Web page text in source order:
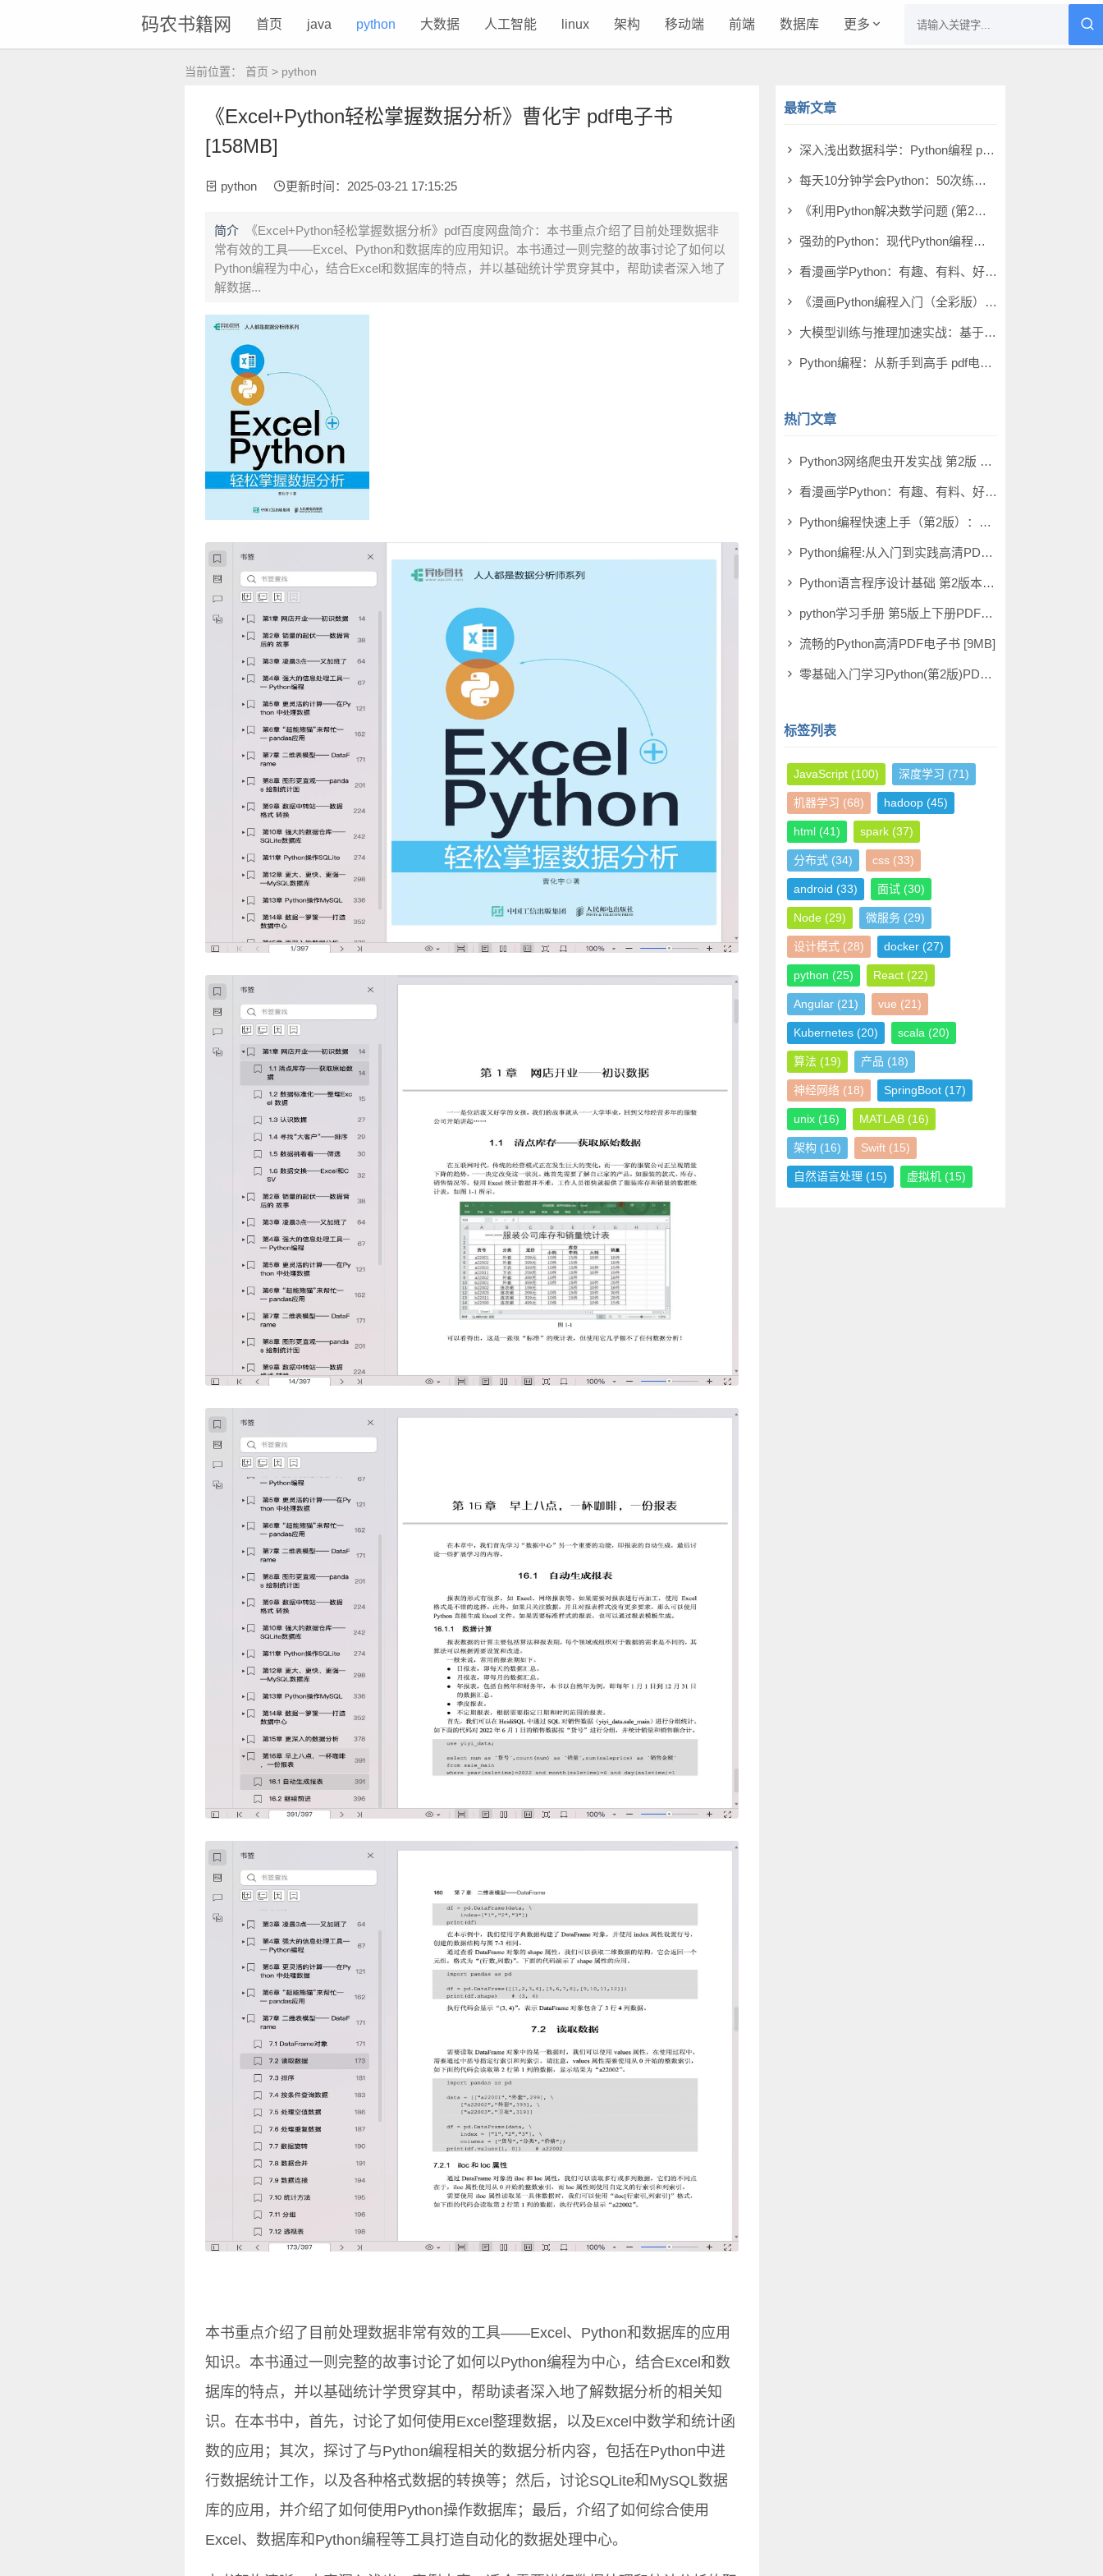
码农书籍网 首页 java python 大数据 人工智能 linux 架构 移动端 前端 数据库 更多
当前位置： 首页 > python
《Excel+Python轻松掌握数据分析》曹化宇 pdf电子书
[158MB]
python 更新时间：2025-03-21 17:15:25
简介
《Excel+Python轻松掌握数据分析》pdf百度网盘简介：本书重点介绍了目前处理数据非
常有效的工具——Excel、Python和数据库的应用知识。本书通过一则完整的故事讨论了如何以
Python编程为中心，结合Excel和数据库的特点，并以基础统计学贯穿其中，帮助读者深入地了
解数据...
本书重点介绍了目前处理数据非常有效的工具——Excel、Python和数据库的应用
知识。本书通过一则完整的故事讨论了如何以Python编程为中心，结合Excel和数
据库的特点，并以基础统计学贯穿其中，帮助读者深入地了解数据分析的相关知
识。在本书中，首先，讨论了如何使用Excel整理数据，以及Excel中数学和统计函
数的应用；其次，探讨了与Python编程相关的数据分析内容，包括在Python中进
行数据统计工作，以及各种格式数据的转换等；然后，讨论SQLite和MySQL数据
库的应用，并介绍了如何使用Python操作数据库；最后，介绍了如何综合使用
Excel、数据库和Python编程等工具打造自动化的数据处理中心。
最新文章
深入浅出数据科学：Python编程 pdf电子书[32MB]
每天10分钟学会Python：50次练习掌握一门语言 pdf电子书[9MB]
《利用Python解决数学问题 (第2版)》萨姆·莫利 pdf电子书[79MB]
强劲的Python：现代Python编程的模式与策略 pdf电子书[29MB]
看漫画学Python：有趣、有料、好玩、好用（全彩）（第3版） pdf电子书[20MB]
《漫画Python编程入门（全彩版）》李艮基 pdf电子书[38MB]
大模型训练与推理加速实战：基于CUDA计算平台（Python版） pdf电子书[4MB]
Python编程：从新手到高手 pdf电子书[95MB]
热门文章
Python3网络爬虫开发实战 第2版 PDF电子书 [503MB]
看漫画学Python：有趣、有料、好玩、好用（全彩版） PDF电子书 [67MB]
Python编程快速上手（第2版）：让繁琐工作自动化 PDF电子书 [17MB]
Python编程:从入门到实践高清PDF [12MB]
Python语言程序设计基础 第2版本PDF电子书 [37MB]
python学习手册 第5版上下册PDF电子书 [302MB]
流畅的Python高清PDF电子书 [9MB]
零基础入门学习Python(第2版)PDF电子书 [55MB]
标签列表
JavaScript (100) 深度学习 (71)
机器学习 (68) hadoop (45)
html (41) spark (37)
分布式 (34) css (33)
android (33) 面试 (30)
Node (29) 微服务 (29)
设计模式 (28) docker (27)
python (25) React (22)
Angular (21) vue (21)
Kubernetes (20) scala (20)
算法 (19) 产品 (18)
神经网络 (18) SpringBoot (17)
unix (16) MATLAB (16)
架构 (16) Swift (15)
自然语言处理 (15) 虚拟机 (15)